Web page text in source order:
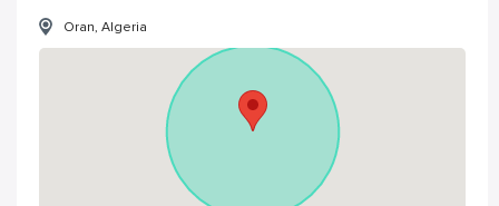
Oran, Algeria